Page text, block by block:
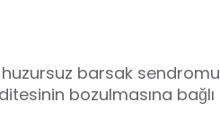
huzursuz barsak sendromu
bozulmasına bağlı